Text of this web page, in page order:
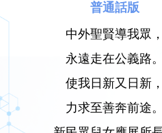
普通話版
中外聖賢導我眾，
永遠走在公義路。
使我日新又日新，
力求至善奔前途。